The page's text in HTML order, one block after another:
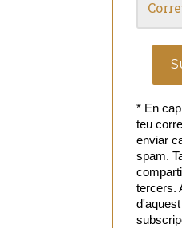
* En
teu
enviar
spam.
tercers.